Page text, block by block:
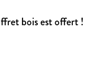
bois est offert !